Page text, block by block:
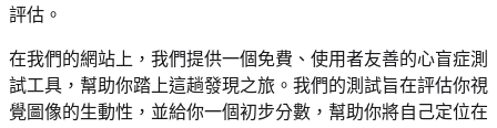
評估。
在我們的網站上，我們提供一個免費、使用者友善的心盲症測
試工具，幫助你踏上這趟發現之旅。我們的測試旨在評估你視
覺圖像的生動性，並給你一個初步分數，幫助你將自己定位在